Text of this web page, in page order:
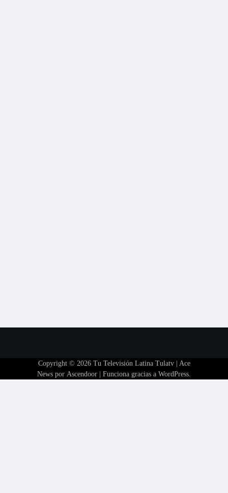
Copyright © 2026 Tu Televisión Latina Tulatv| Ace
News por Ascendoor | Funciona gracias a WordPress